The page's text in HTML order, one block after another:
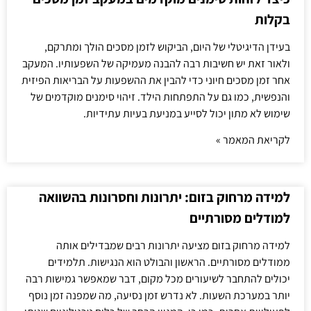
בקלות
בעידן הדיגיטלי של היום, הביקוש לזמן מסכים הולך ומתרקם,
ולאור זאת יש חשיבות רבה להבנה מעמיקה של השפעותיו. המעקב
אחר זמן מסכים חיוני כדי להבין את ההשפעות על הבריאות הפיזית
והנפשית, כמו גם על התפתחות הילד. זיהוי סימנים מוקדמים של
שימוש לא מתון יכול לסייע במניעת בעיות עתידיות.
לקריאת המאמר »
למידה מרחוק בזום: יתרונות וחסרונות בהשוואה
למודלים מסורתיים
למידה מרחוק בזום מציעה יתרונות רבים שמבדילים אותה
ממודלים מסורתיים. הראשון והבולט הוא הנגישות. תלמידים
יכולים להתחבר לשיעורים מכל מקום, דבר שמאפשר גמישות רבה
יותר במערכת השעות. לא נדרש זמן נסיעה, מה שמפנה זמן נוסף